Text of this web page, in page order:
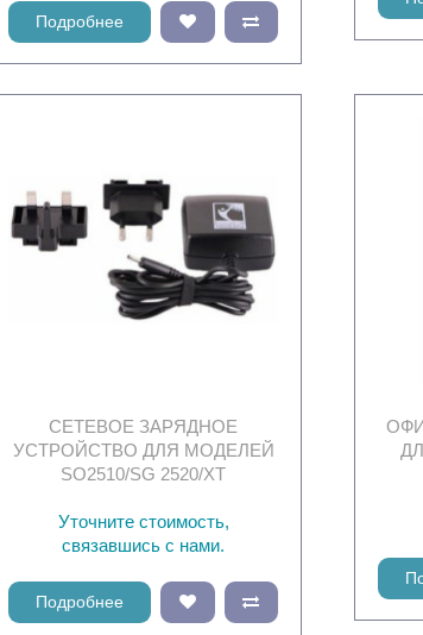
Подробнее
СЕТЕВОЕ ЗАРЯДНОЕ
УСТРОЙСТВО ДЛЯ МОДЕЛЕЙ
SO2510/SG 2520/XT
Уточните стоимость,
связавшись с нами.
Подробнее